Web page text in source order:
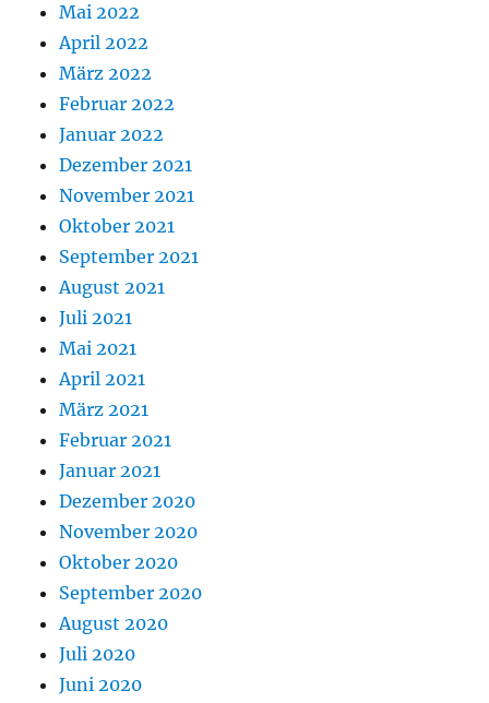
Mai 2022
April 2022
März 2022
Februar 2022
Januar 2022
Dezember 2021
November 2021
Oktober 2021
September 2021
August 2021
Juli 2021
Mai 2021
April 2021
März 2021
Februar 2021
Januar 2021
Dezember 2020
November 2020
Oktober 2020
September 2020
August 2020
Juli 2020
Juni 2020